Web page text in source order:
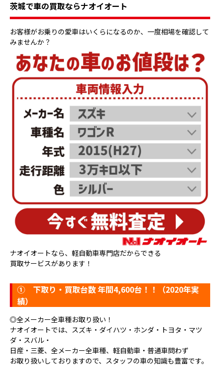
茨城で車の買取ならナオイオート
お客様がお乗りの愛車はいくらになるのか、一度相場を確認して
みませんか？
ナオイオートなら、軽自動車専門店だからできる
買取サービスがあります！
① 下取り・買取台数 年間4,600台！！（2020年実
績）
◎全メーカー全車種お取り扱い！
ナオイオートでは、スズキ・ダイハツ・ホンダ・トヨタ・マツ
ダ・スバル・
日産・三菱、全メーカー全車種、軽自動車・普通車問わず
お取り扱いしておりますので、スタッフの車の知識も豊富です。